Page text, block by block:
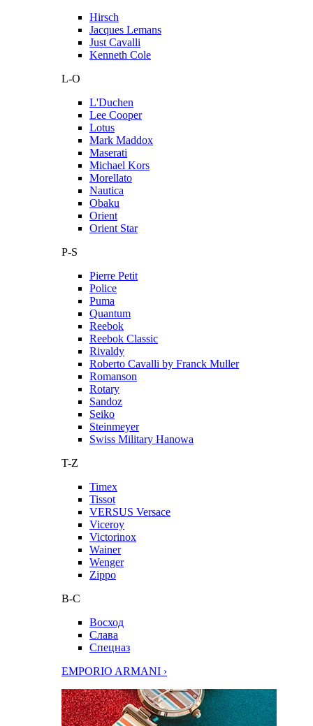
Hirsch
Jacques Lemans
Just Cavalli
Kenneth Cole
L-O
L'Duchen
Lee Cooper
Lotus
Mark Maddox
Maserati
Michael Kors
Morellato
Nautica
Obaku
Orient
Orient Star
P-S
Pierre Petit
Police
Puma
Quantum
Reebok
Reebok Classic
Rivaldy
Roberto Cavalli by Franck Muller
Romanson
Rotary
Sandoz
Seiko
Steinmeyer
Swiss Military Hanowa
T-Z
Timex
Tissot
VERSUS Versace
Viceroy
Victorinox
Wainer
Wenger
Zippo
В-С
Восход
Слава
Спецназ
EMPORIO ARMANI ›